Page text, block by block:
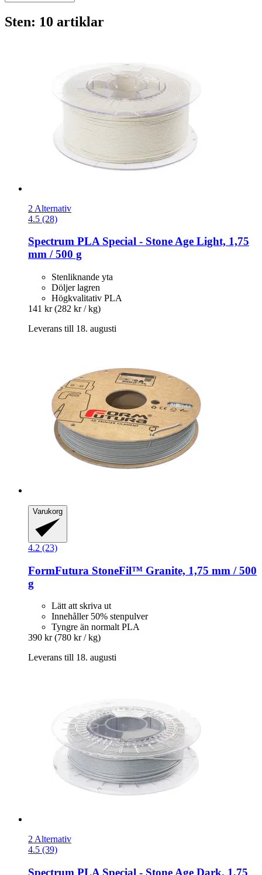
Sten: 10 artiklar
2 Alternativ
4.5 (28)
Spectrum PLA Special -​ Stone Age Light, 1,75
mm / 500 g
Stenliknande yta
Döljer lagren
Högkvalitativ PLA
141 kr (282 kr / kg)
Leverans till 18. augusti
Varukorg
4.2 (23)
FormFutura StoneFil™ Granite, 1,75 mm / 500
g
Lätt att skriva ut
Innehåller 50% stenpulver
Tyngre än normalt PLA
390 kr (780 kr / kg)
Leverans till 18. augusti
2 Alternativ
4.5 (39)
Spectrum PLA Special -​ Stone Age Dark, 1,75